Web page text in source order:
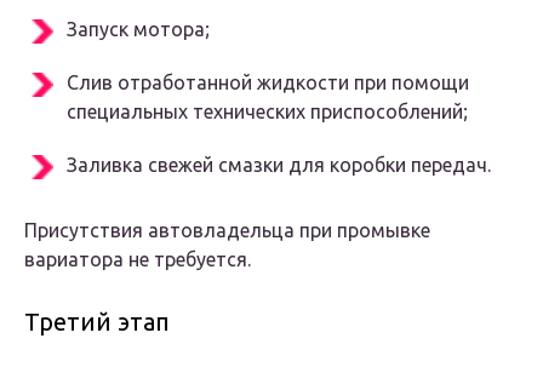
Запуск мотора;
Слив отработанной жидкости при помощи
специальных технических приспособлений;
Заливка свежей смазки для коробки передач.
Присутствия автовладельца при промывке
вариатора не требуется.
Третий этап